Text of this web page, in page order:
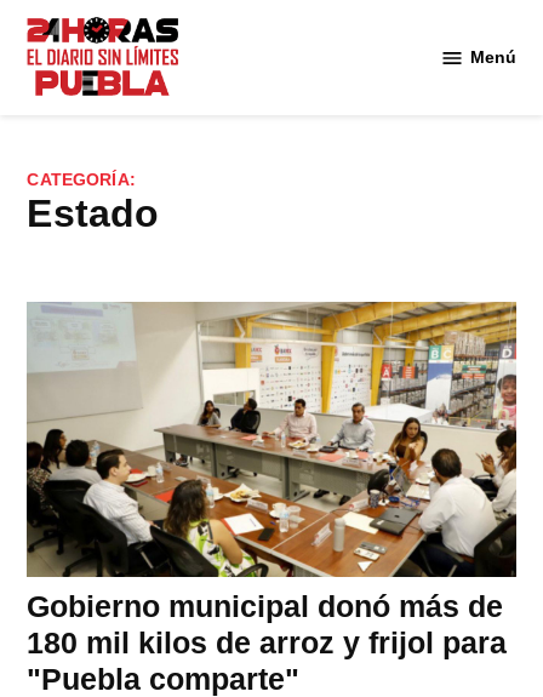
Saltar
contenido
Menú
CATEGORÍA:
Estado
Gobierno municipal donó más de
180 mil kilos de arroz y frijol para
"Puebla comparte"